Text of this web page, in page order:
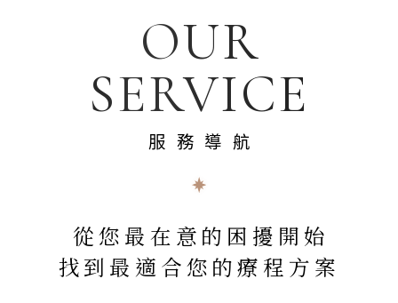
OUR
SERVICE
服務導航
從您最在意的困擾開始
找到最適合您的療程方案